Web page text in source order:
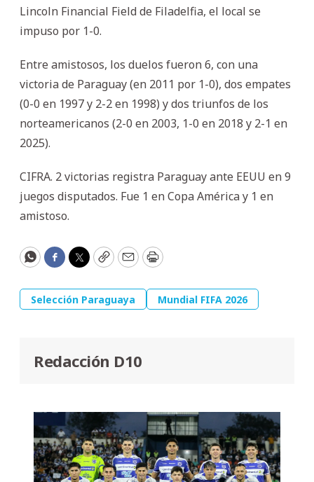
Lincoln Financial Field de Filadelfia, el local se
impuso por 1-0.
Entre amistosos, los duelos fueron 6, con una
victoria de Paraguay (en 2011 por 1-0), dos empates
(0-0 en 1997 y 2-2 en 1998) y dos triunfos de los
norteamericanos (2-0 en 2003, 1-0 en 2018 y 2-1 en
2025).
CIFRA. 2 victorias registra Paraguay ante EEUU en 9
juegos disputados. Fue 1 en Copa América y 1 en
amistoso.
WhatsApp
Facebook
Twitter
CopyEmailPrint
Selección Paraguaya Mundial FIFA 2026
Redacción D10